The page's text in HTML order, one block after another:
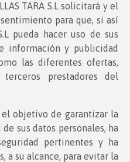
TARA S.L solicitará y el
para que, si así
pueda hacer uso de sus
información y publicidad
las diferentes ofertas,
terceros prestadores del
el objetivo de garantizar la
sus datos personales, ha
pertinentes y ha
a su alcance, para evitar la